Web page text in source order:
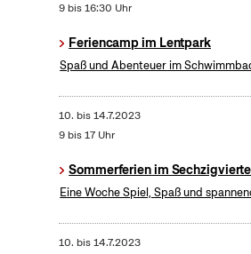
9 bis 16:30 Uhr
Feriencamp im Lentpark
Spaß und Abenteuer im
10. bis14.7.2023
9 bis 17 Uhr
Sommerferien im Sechzigviertel
Eine Woche Spiel, Spaß und
10. bis14.7.2023